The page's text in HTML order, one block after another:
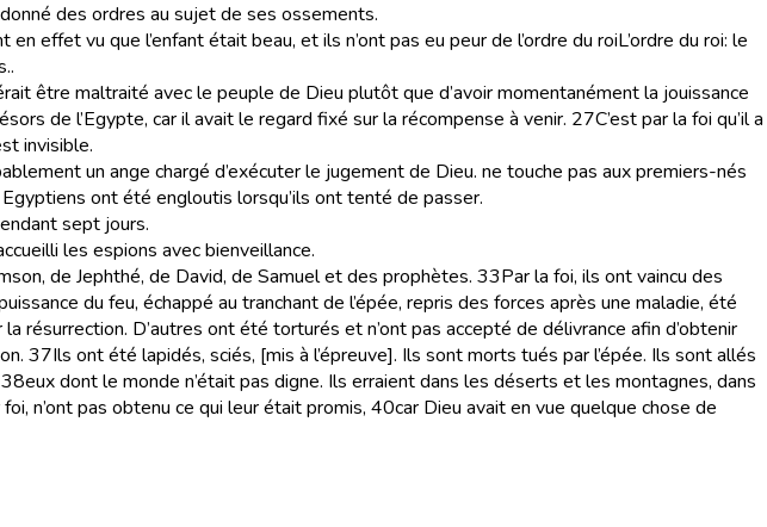
des ordres au sujet de ses ossements.
effet vu que l’enfant était beau, et ils n’ont pas eu peur de l’ordre du roiL’ordre du roi: le
.
être maltraité avec le peuple de Dieu plutôt que d’avoir momentanément la jouissance
de l’Egypte, car il avait le regard fixé sur la récompense à venir. 27C’est par la foi qu’il a
invisible.
un ange chargé d’exécuter le jugement de Dieu. ne touche pas aux premiers-nés
ont été engloutis lorsqu’ils ont tenté de passer.
sept jours.
les espions avec bienveillance.
de Jephthé, de David, de Samuel et des prophètes. 33Par la foi, ils ont vaincu des
du feu, échappé au tranchant de l’épée, repris des forces après une maladie, été
résurrection. D’autres ont été torturés et n’ont pas accepté de délivrance afin d’obtenir
37Ils ont été lapidés, sciés, [mis à l’épreuve]. Ils sont morts tués par l’épée. Ils sont allés
38eux dont le monde n’était pas digne. Ils erraient dans les déserts et les montagnes, dans
n’ont pas obtenu ce qui leur était promis, 40car Dieu avait en vue quelque chose de